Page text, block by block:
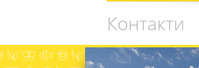
Контакти